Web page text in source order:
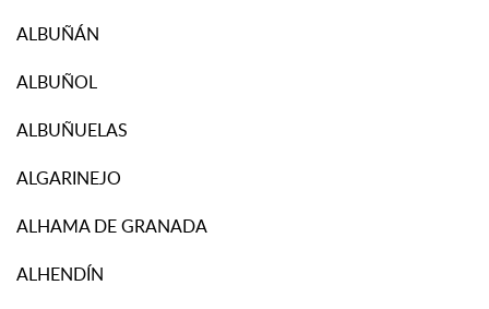
ALBUÑÁN
ALBUÑOL
ALBUÑUELAS
ALGARINEJO
ALHAMA DE GRANADA
ALHENDÍN